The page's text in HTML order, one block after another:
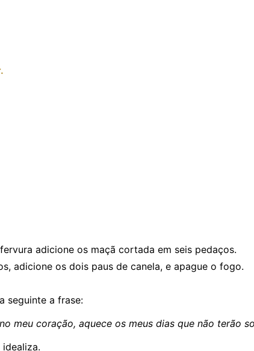
adicione os maçã cortada em seis pedaços.
adicione os dois paus de canela, e apague o fogo.
seguinte a frase:
meu coração, aquece os meus dias que não terão